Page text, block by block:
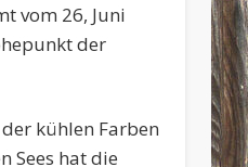
vom 26, Juni
der
kühlen Farben
Sees hat die